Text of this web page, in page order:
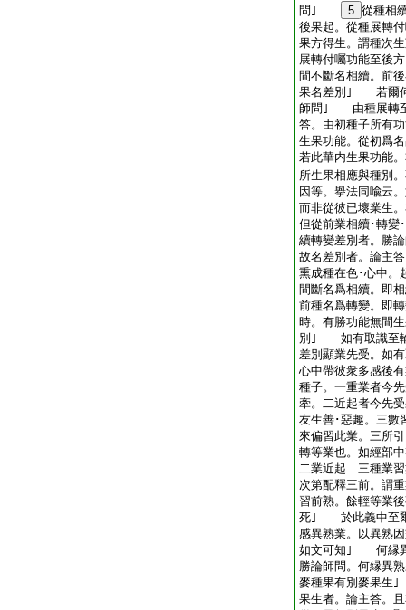
問｣
5 從種相
後果起。從種展轉
果方得生。謂種次
展轉付囑功能至後
間不斷名相續。前
果名差別｣ 若爾何
師問｣ 由種展轉至
答。由初種子所有
生果功能。從初爲
若此華内生果功能
所生果相應與種別
因等。擧法同喩云
而非從彼已壞業生
但從前業相續･轉
續轉變差別者。
故名差別者。論主
熏成種在色･心中。
間斷名爲相續。即
前種名爲轉變。即
時。有勝功能無間
別｣ 如有取識至
差別顯業先受。如
心中帶彼衆多感後
種子。一重業者今
牽。二近起者今先
友生善･惡趣。三
來偏習此業。三所
轉等業也。如經部
二業近起 三種業
次第配釋三前。謂
習前熟。餘輕等業
死｣ 於此義中至爾
感異熟業。以異熟
如文可知｣ 何縁異
勝論師問。何縁異
麥種果有別麥果
果生者。論主答。